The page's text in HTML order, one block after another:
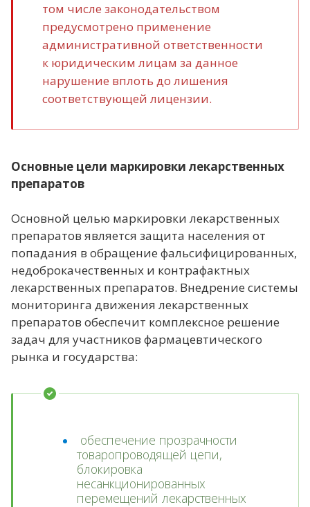
том числе законодательством
предусмотрено применение
административной ответственности
к юридическим лицам за данное
нарушение вплоть до лишения
соответствующей лицензии.
Основные цели маркировки лекарственных
препаратов
Основной целью маркировки лекарственных
препаратов является защита населения от
попадания в обращение фальсифицированных,
недоброкачественных и контрафактных
лекарственных препаратов. Внедрение системы
мониторинга движения лекарственных
препаратов обеспечит комплексное решение
задач для участников фармацевтического
рынка и государства:
обеспечение прозрачности
товаропроводящей цепи,
блокировка
несанкционированных
перемещений лекарственных